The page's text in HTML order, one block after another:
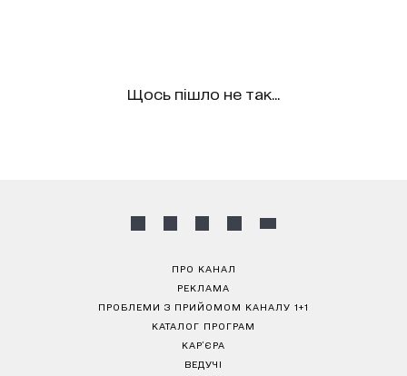
Щось пішло не так...
ПРО КАНАЛ
РЕКЛАМА
ПРОБЛЕМИ З ПРИЙОМОМ КАНАЛУ 1+1
КАТАЛОГ ПРОГРАМ
КАР’ЄРА
ВЕДУЧІ